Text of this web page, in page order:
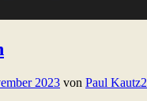
2023 von Paul Kautz